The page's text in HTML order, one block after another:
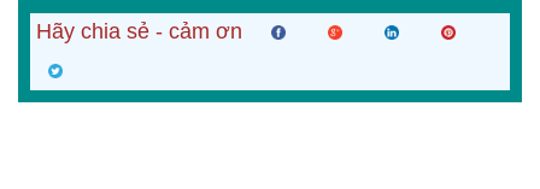
Hãy chia sẻ - cảm ơn